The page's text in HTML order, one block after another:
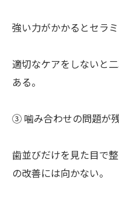
強い力がかかるとセラ
適切なケアをしないと
ある。
③ 噛み合わせの問題が
歯並びだけを見た目で
の改善には向かない。